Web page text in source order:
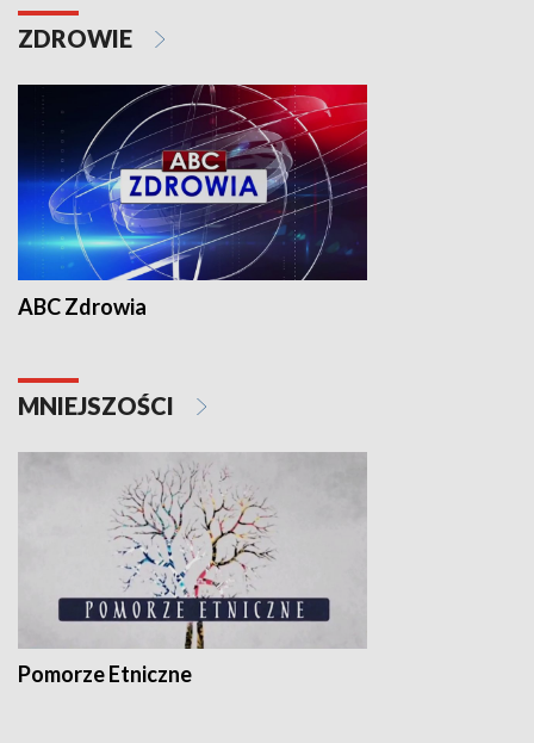
ZDROWIE
ABC Zdrowia
MNIEJSZOŚCI
Pomorze Etniczne